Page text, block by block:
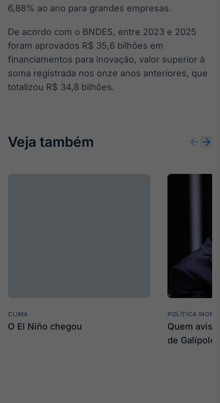
BroadFast
Investimentos
6,88% ao ano para grandes empresas.
De acordo com o BNDES, entre 2023 e 2025
foram aprovados R$ 35,6 bilhões em
financiamentos para inovação, valor superior à
soma registrada nos onze anos anteriores, que
totalizou R$ 34,8 bilhões.
Veja também
CLIMA
O El Niño chegou
POLÍTICA
Quem
de Galípolo